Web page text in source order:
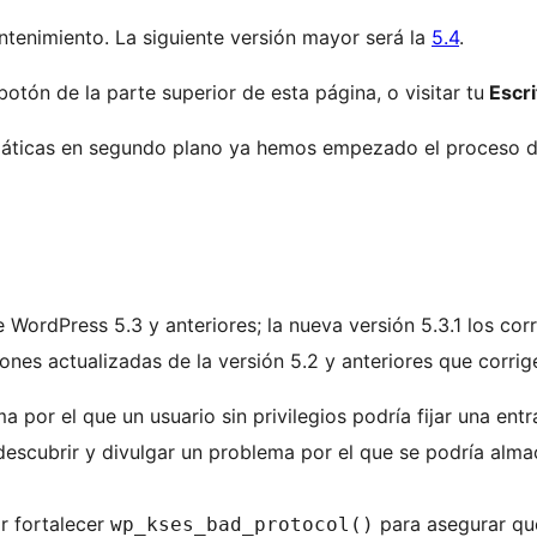
La siguiente versión mayor será la 5.4.
de la parte superior de esta página, o visitar tu
en segundo plano ya hemos empezado el proceso
5.3 y anteriores; la nueva versión 5.3.1 los
actualizadas de la versión 5.2 y anteriores que
por el que un usuario sin privilegios podría fijar una
y divulgar un problema por el que se podría
fortalecer wp_kses_bad_protocol() para asegurar